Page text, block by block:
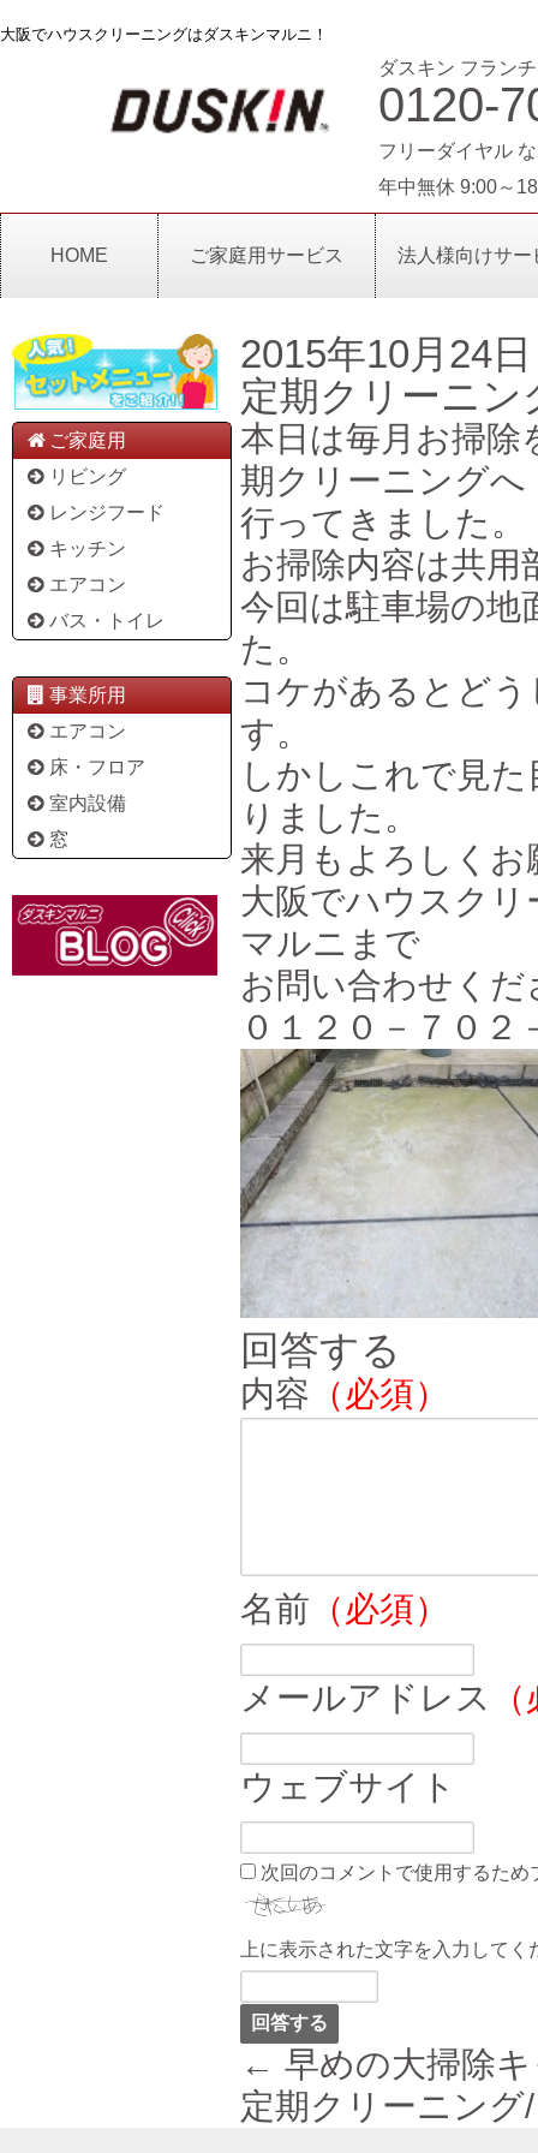
大阪でハウスクリーニングはダスキンマルニ！
ダスキン フラン
0120-
フリーダイヤル
年中無休 9:00～
HOME ご家庭用サービス 法人様向けサー
ご家庭用
リビング
レンジフード
キッチン
エアコン
バス・トイレ
事業所用
エアコン
床・フロア
室内設備
窓
2015年10月24日
定期クリーニ
本日は毎月お掃
期クリーニングへ
行ってきました。
お掃除内容は共用
今回は駐車場の
た。
コケがあるとど
す。
しかしこれで見
りました。
来月もよろしく
大阪でハウスク
マルニまで
お問い合わせくだ
０１２０－７０２
回答する
内容 （必須）
名前 （必須）
メールアドレス
ウェブサイト
次回のコメントで使用するた
上に表示された文字を入力してく
← 早めの大掃除
定期クリーニン